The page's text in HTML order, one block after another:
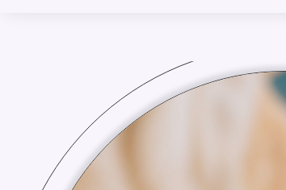
СКОРО В ПРОДАЖЕ